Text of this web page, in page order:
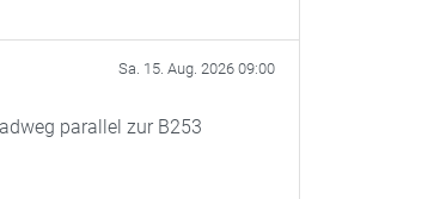
Sa. 15. Aug. 2026 09:00
parallel zur B253